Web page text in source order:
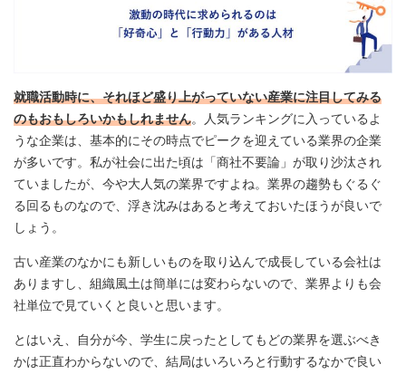
就職活動時に、それほど盛り上がっていない産業に注目してみる
のもおもしろいかもしれません。人気ランキングに入っているよ
うな企業は、基本的にその時点でピークを迎えている業界の企業
が多いです。私が社会に出た頃は「商社不要論」が取り沙汰され
ていましたが、今や大人気の業界ですよね。業界の趨勢もぐるぐ
る回るものなので、浮き沈みはあると考えておいたほうが良いで
しょう。
古い産業のなかにも新しいものを取り込んで成長している会社は
ありますし、組織風土は簡単には変わらないので、業界よりも会
社単位で見ていくと良いと思います。
とはいえ、自分が今、学生に戻ったとしてもどの業界を選ぶべき
かは正直わからないので、結局はいろいろと行動するなかで良い